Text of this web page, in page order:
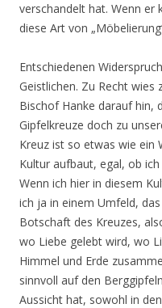
verschandelt hat. Wenn er
diese Art von
Entschiedenen
Geistlichen. Zu Recht wies
Bischof Hanke darauf hin,
Gipfelkreuze doch zu
Kreuz ist so etwas wie ein
Kultur aufbaut, egal, ob
Wenn ich hier in diesem
ich ja in einem Umfeld,
Botschaft des Kreuzes,
wo Liebe gelebt wird, wo
Himmel und Erde
sinnvoll auf den
Aussicht hat, sowohl in